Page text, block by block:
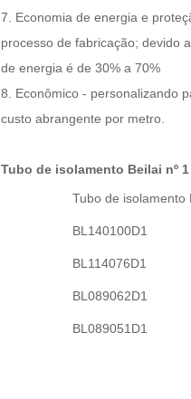
7.
Economia de energia e
processo de fabricação; devido
de energia é de 30% a 70%
8.
Econômico - personalizando
custo abrangente por metro.
Tubo de isolamento Beilai nº 1
Tubo de isolamento
BL140100D1
BL114076D1
BL089062D1
BL089051D1